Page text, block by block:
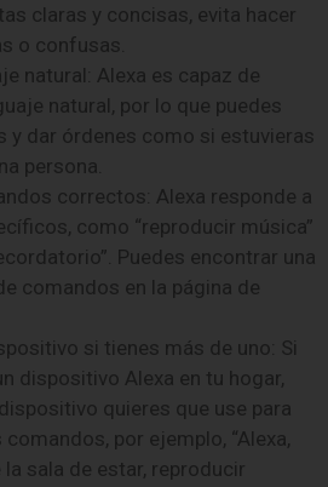
claras y concisas, evita hacer
o confusas.
natural: Alexa es capaz de
natural, por lo que puedes
y dar órdenes como si estuvieras
persona.
correctos: Alexa responde a
como “reproducir música”
Puedes encontrar una
comandos en la página de
si tienes más de uno: Si
dispositivo Alexa en tu hogar,
quieres que use para
por ejemplo, “Alexa,
sala de estar, reproducir